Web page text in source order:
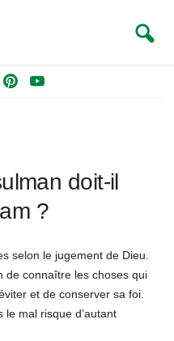
r
s
Y
b
a
doit-il
?
selon le jugement de Dieu.
de connaître les choses qui
et de conserver sa foi.
mal risque d’autant